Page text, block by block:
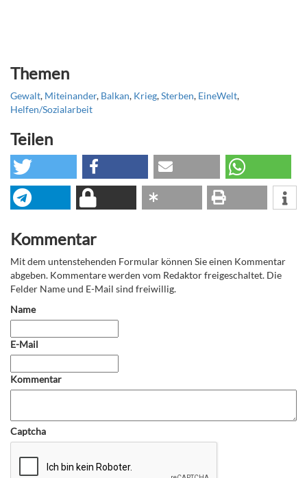
Themen
Gewalt, Miteinander, Balkan, Krieg,Sterben, EineWelt,
Helfen/Sozialarbeit
Teilen
Kommentar
Mit dem untenstehenden Formular können Sie einen Kommentar
abgeben. Kommentare werden vom Redaktor freigeschaltet. Die
Felder Name und E-Mail sind freiwillig.
Name
E-Mail
Kommentar
Captcha